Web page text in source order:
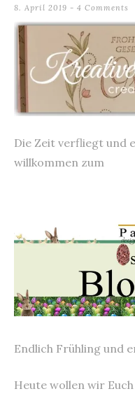
8. April 2019 4 Comments
Die Zeit verfliegt und
willkommen zum
Endlich Frühling und
Heute wollen wir